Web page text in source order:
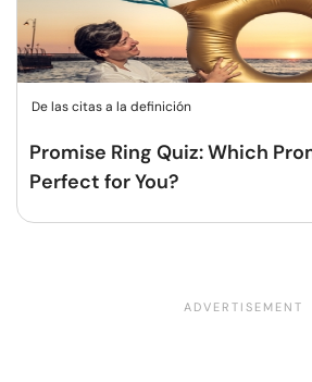
De las citas a la definición
Promise Ring Quiz: Which
Perfect for You?